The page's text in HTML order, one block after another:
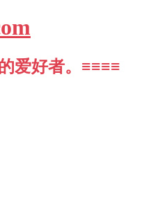
爱好者。≡≡≡≡